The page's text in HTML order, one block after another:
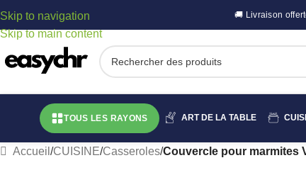
Skip to navigation
Skip to main content
🚚 Livraison
TOUS LES RAYONS ART DE LA TABLE
Accueil /CUISINE/Casseroles/Couvercle pour marmites